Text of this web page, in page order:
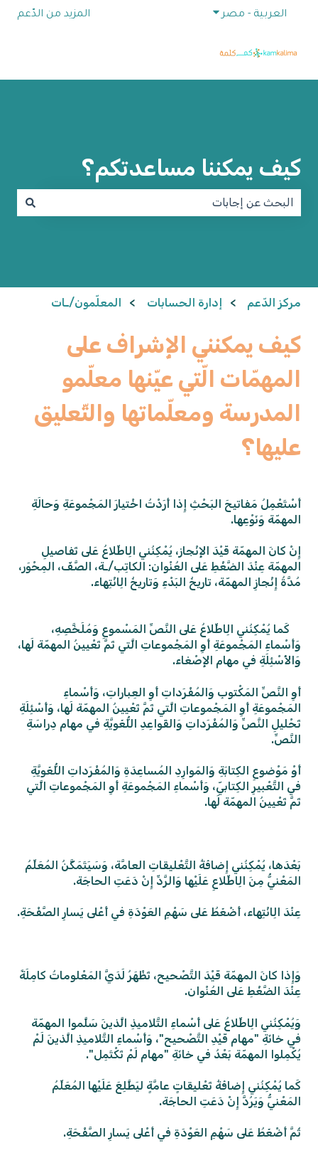
العربية - مصر إظهار القائمة الفرعية للترجماتالمزيد من الدّعم
كيف يمكننا مساعدتكم؟
مركز الدّعم إدارة الحسابات المعلّمون/ـات
كيف يمكنني الإِشراف على
المهمّات الّتي عيّنها معلّمو
المدرسة ومعلّماتها والتّعليق
عليها؟
أَسْتَعْمِلُ مَفاتيحَ البَحْثِ إِذا أَرَدْتُ اخْتيارَ المَجْموعَةِ وَحالَةِ
المهمّة وَنَوْعِها.
إِنْ كانَ المهمّة قَيْدَ الإِنْجاز، يُمْكِنُني الِاطِّلاعُ عَلى تَفاصيلِ
المهمّة عِنْدَ الضَّغْطِ عَلى العُنْوان: الكاتِب/ـة، الصَّفّ، المِحْوَر،
مُدَّةُ إِنْجازِ المهمّة، تاريخُ البَدْءِ وَتاريخُ الِانْتِهاء.
كَما يُمْكِنُني الِاطِّلاعُ عَلى النَّصِّ المَسْموعِ وَمُلَخَّصِهِ،
وَأَسْماءِ المَجْموعَةِ أَوِ المَجْموعاتِ الَّتي تَمَّ تَعْيينُ المهمّة لَها،
وَالأَسْئِلَةِ في مهام الإِصْغاء.
أَوِ النَّصِّ المَكْتوبِ وَالمُفْرَداتِ أَوِ العِباراتِ، وَأَسْماءِ
المَجْموعَةِ أَوِ المَجْموعاتِ الَّتي تَمَّ تَعْيينُ المهمّة لَها، وَأَسْئِلَةِ
تَحْليلِ النَّصِّ وَالمُفْرَداتِ وَالقَواعِدِ اللُّغَويَّةِ في مهام دِراسَةِ
النَّصِّ.
أَوْ مَوْضوعِ الكِتابَةِ وَالمَوارِدِ المُساعِدَةِ وَالمُفْرَداتِ اللُّغَويَّةِ
في التَّعْبيرِ الكِتابيّ، وَأَسْماءِ المَجْموعَةِ أَوِ المَجْموعاتِ الَّتي
تَمَّ تَعْيينُ المهمّة لَها.
بَعْدَها، يُمْكِنُني إِضافَةُ التَّعْليقاتِ العامَّة، وَسَيَتَمَكَّنُ المُعَلِّمُ
المَعْنيُّ مِنَ الِاطِّلاعِ عَلَيْها وَالرَّدِّ إِنْ دَعَتِ الحاجَة.
عِنْدَ الِانْتِهاء، أَضْغَطُ عَلى سَهْمِ العَوْدَةِ في أَعْلى يَسارِ الصَّفْحَةِ.
وَإِذا كانَ المهمّة قَيْدَ التَّصْحيح، تَظْهَرُ لَدَيَّ المَعْلوماتُ كامِلَةً
عِنْدَ الضَّغْطِ عَلى العُنْوان.
وَيُمْكِنُني الِاطِّلاعُ عَلى أَسْماءِ التَّلاميذِ الَّذينَ سَلَّموا المهمّة
في خانَةِ "مهام قَيْدِ التَّصْحيح"، وَأَسْماءِ التَّلاميذِ الَّذينَ لَمْ
يُكْمِلوا المهمّة بَعْدُ في خانَةِ "مهام لَمْ تَكْتَمِل".
كَما يُمْكِنُني إِضافَةُ تَعْليقاتٍ عامَّةٍ ليَطَّلِعَ عَلَيْها المُعَلِّمُ
المَعْنيُّ وَيَرُدَّ إِنْ دَعَتِ الحاجَة.
ثُمَّ أَضْغَطُ عَلى سَهْمِ العَوْدَةِ في أَعْلى يَسارِ الصَّفْحَةِ.